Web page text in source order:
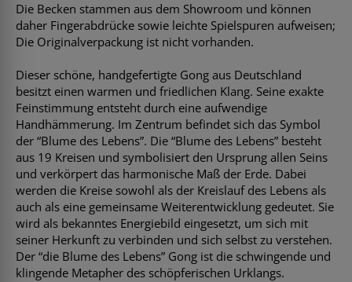
Menge
Die Becken stammen aus dem Showroom und können
daher Fingerabdrücke sowie leichte Spielspuren aufweisen;
Die Originalverpackung ist nicht vorhanden.
Dieser schöne, handgefertigte Gong aus Deutschland
besitzt einen warmen und friedlichen Klang. Seine exakte
Feinstimmung entsteht durch eine aufwendige
Handhämmerung. Im Zentrum befindet sich das Symbol
der “Blume des Lebens”. Die “Blume des Lebens” besteht
aus 19 Kreisen und symbolisiert den Ursprung allen Seins
und verkörpert das harmonische Maß der Erde. Dabei
werden die Kreise sowohl als der Kreislauf des Lebens als
auch als eine gemeinsame Weiterentwicklung gedeutet. Sie
wird als bekanntes Energiebild eingesetzt, um sich mit
seiner Herkunft zu verbinden und sich selbst zu verstehen.
Der “die Blume des Lebens” Gong ist die schwingende und
klingende Metapher des schöpferischen Urklangs.